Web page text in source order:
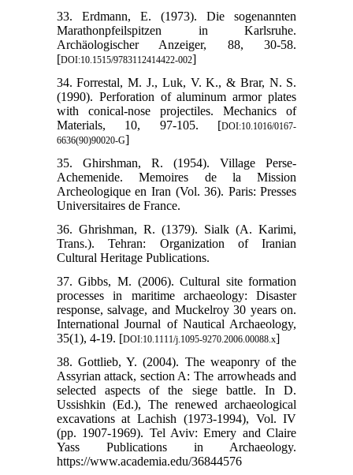
33. Erdmann, E. (1973). Die sogenannten
Marathonpfeilspitzen in Karlsruhe.
Archäologischer Anzeiger, 88, 30-58.
[DOI:10.1515/9783112414422-002]
34. Forrestal, M. J., Luk, V. K., & Brar, N. S.
(1990). Perforation of aluminum armor plates
with conical-nose projectiles. Mechanics of
Materials, 10, 97-105. [DOI:10.1016/0167-
6636(90)90020-G]
35. Ghirshman, R. (1954). Village Perse-
Achemenide. Memoires de la Mission
Archeologique en Iran (Vol. 36). Paris: Presses
Universitaires de France.
36. Ghrishman, R. (1379). Sialk (A. Karimi,
Trans.). Tehran: Organization of Iranian
Cultural Heritage Publications.
37. Gibbs, M. (2006). Cultural site formation
processes in maritime archaeology: Disaster
response, salvage, and Muckelroy 30 years on.
International Journal of Nautical Archaeology,
35(1), 4-19. [DOI:10.1111/j.1095-9270.2006.00088.x]
38. Gottlieb, Y. (2004). The weaponry of the
Assyrian attack, section A: The arrowheads and
selected aspects of the siege battle. In D.
Ussishkin (Ed.), The renewed archaeological
excavations at Lachish (1973-1994), Vol. IV
(pp. 1907-1969). Tel Aviv: Emery and Claire
Yass Publications in Archaeology.
https://www.academia.edu/36844576